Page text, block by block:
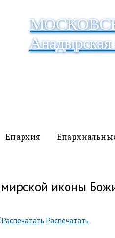
Анадырская
Епархия
иконы
Распечатать